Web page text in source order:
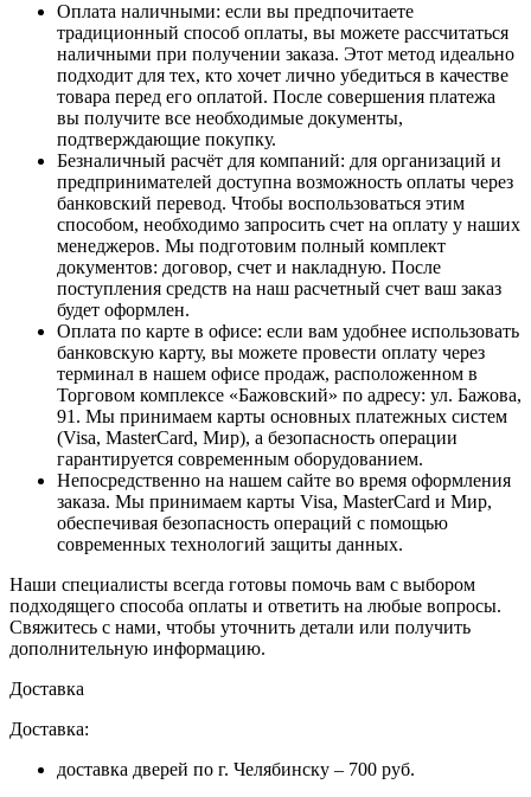
Оплата наличными: если вы предпочитаете
традиционный способ оплаты, вы можете рассчитаться
наличными при получении заказа. Этот метод идеально
подходит для тех, кто хочет лично убедиться в качестве
товара перед его оплатой. После совершения платежа
вы получите все необходимые документы,
подтверждающие покупку.
Безналичный расчёт для компаний: для организаций и
предпринимателей доступна возможность оплаты через
банковский перевод. Чтобы воспользоваться этим
способом, необходимо запросить счет на оплату у наших
менеджеров. Мы подготовим полный комплект
документов: договор, счет и накладную. После
поступления средств на наш расчетный счет ваш заказ
будет оформлен.
Оплата по карте в офисе: если вам удобнее использовать
банковскую карту, вы можете провести оплату через
терминал в нашем офисе продаж, расположенном в
Торговом комплексе «Бажовский» по адресу: ул. Бажова,
91. Мы принимаем карты основных платежных систем
(Visa, MasterCard, Мир), а безопасность операции
гарантируется современным оборудованием.
Непосредственно на нашем сайте во время оформления
заказа. Мы принимаем карты Visa, MasterCard и Мир,
обеспечивая безопасность операций с помощью
современных технологий защиты данных.
Наши специалисты всегда готовы помочь вам с выбором
подходящего способа оплаты и ответить на любые вопросы.
Свяжитесь с нами, чтобы уточнить детали или получить
дополнительную информацию.
Доставка
Доставка:
доставка дверей по г. Челябинску – 700 руб.